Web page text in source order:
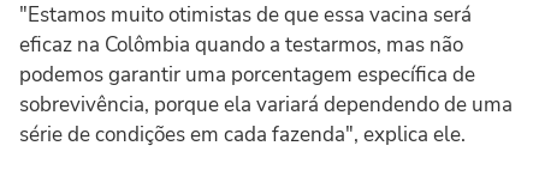
"Estamos muito otimistas de que essa vacina será
eficaz na Colômbia quando a testarmos, mas não
podemos garantir uma porcentagem específica de
sobrevivência, porque ela variará dependendo de uma
série de condições em cada fazenda", explica ele.